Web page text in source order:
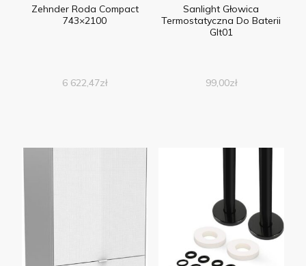
Zehnder Roda Compact
743×2100
6 622,47zł
Sanlight Głowica
Termostatyczna Do Baterii
Glt01
99,00zł